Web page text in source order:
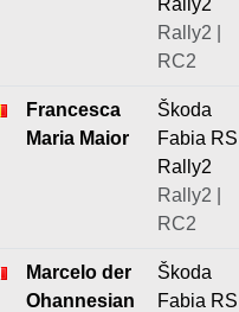
Rally2
Rally2 |
RC2
Francesca
Maria Maior
Škoda
Fabia RS
Rally2
Rally2 |
RC2
Marcelo der
Ohannesian
Škoda
Fabia RS